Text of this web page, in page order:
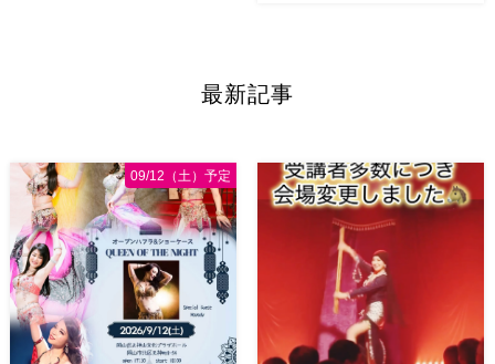
Dance BB主催 Jazzダンサー
生の踊り […]
お越しください
土曜日 11: […]
最新記事
09/12（土）予定